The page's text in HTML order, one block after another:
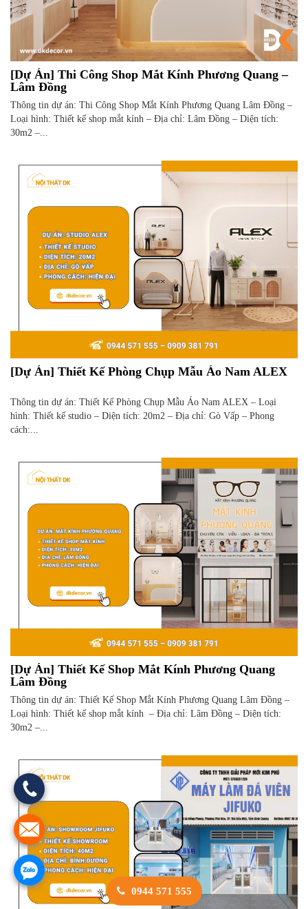
[Dự Án] Thi Công Shop Mắt Kính Phương Quang –
Lâm Đồng
Thông tin dự án: Thi Công Shop Mắt Kính Phương Quang Lâm Đồng –
Loại hình: Thiết kế shop mắt kính – Địa chỉ: Lâm Đồng – Diện tích:
30m2 –...
[Dự Án] Thiết Kế Phòng Chụp Mẫu Áo Nam ALEX
Thông tin dự án: Thiết Kế Phòng Chụp Mẫu Áo Nam ALEX – Loại
hình: Thiết kế studio – Diện tích: 20m2 – Địa chỉ: Gò Vấp – Phong
cách:...
[Dự Án] Thiết Kế Shop Mắt Kính Phương Quang
Lâm Đồng
Thông tin dự án: Thiết Kế Shop Mắt Kính Phương Quang Lâm Đồng –
Loại hình: Thiết kế shop mắt kính – Địa chỉ: Lâm Đồng – Diện tích:
30m2 –...
0944 571 555